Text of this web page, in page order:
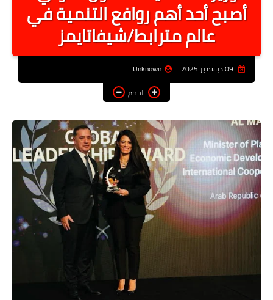
أخبار الرياصة
الطب البديل
منوعات
خدمات
اخبار فنيه
التعليم
الصحه
الطقس
معلومه قانونيه
تكنولوجيا المعلومات
حوادث وقضايا
أصبح أحد أهم روافع التنمية في
عالم مترابط/شيفاتايمز
Unknown
الحجم